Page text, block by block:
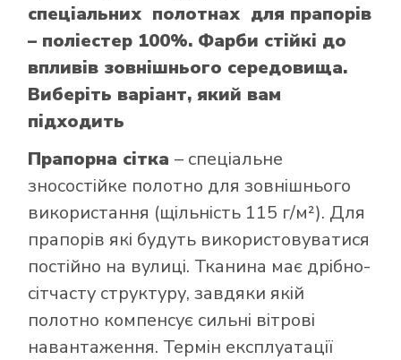
спеціальних полотнах для прапорів
– поліестер 100%. Фарби стійкі до
впливів зовнішнього середовища.
Виберіть варіант, який вам
підходить
Прапорна сітка– спеціальне
зносостійке полотно для зовнішнього
використання (щільність 115 г/м²). Для
прапорів які будуть використовуватися
постійно на вулиці. Тканина має дрібно-
сітчасту структуру, завдяки якій
полотно компенсує сильні вітрові
навантаження. Термін експлуатації